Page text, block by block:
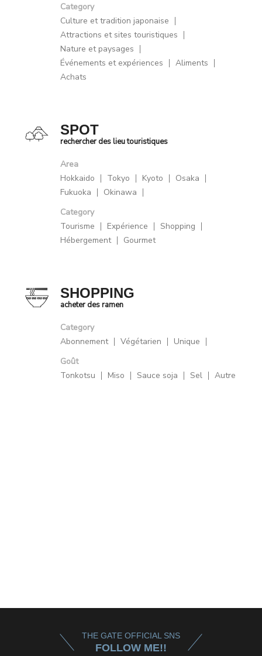
Category
Culture et tradition japonaise
Attractions et sites touristiques
Nature et paysages
Événements et expériences
Aliments
Achats
SPOT
rechercher des lieu touristiques
Area
Hokkaido
Tokyo Kyoto
Osaka
Fukuoka
Okinawa
Category
Tourisme
Expérience
Shopping
Hébergement
Gourmet
SHOPPING
acheter des ramen
Category
Abonnement
Végétarien
Unique
Goût
Tonkotsu
Miso Sauce soja Sel Autre
THE GATE OFFICIAL SNS
FOLLOW ME!!